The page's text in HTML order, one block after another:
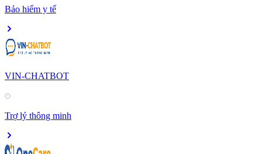
Bảo hiểm y tế
VIN-CHATBOT
Trợ lý thông minh